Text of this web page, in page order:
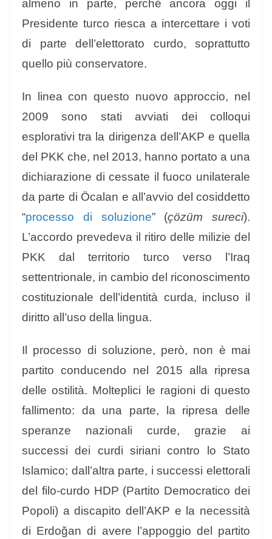
almeno in parte, perché ancora oggi il
Presidente turco riesca a intercettare i voti
di parte dell’elettorato curdo, soprattutto
quello più conservatore.
In linea con questo nuovo approccio, nel
2009 sono stati avviati dei colloqui
esplorativi tra la dirigenza dell’AKP e quella
del PKK che, nel 2013, hanno portato a una
dichiarazione di cessate il fuoco unilaterale
da parte di Öcalan e all’avvio del cosiddetto
“processo di soluzione” (çözüm sureci).
L’accordo prevedeva il ritiro delle milizie del
PKK dal territorio turco verso l’Iraq
settentrionale, in cambio del riconoscimento
costituzionale dell’identità curda, incluso il
diritto all’uso della lingua.
Il processo di soluzione, però, non è mai
partito conducendo nel 2015 alla ripresa
delle ostilità. Molteplici le ragioni di questo
fallimento: da una parte, la ripresa delle
speranze nazionali curde, grazie ai
successi dei curdi siriani contro lo Stato
Islamico; dall’altra parte, i successi elettorali
del filo-curdo HDP (Partito Democratico dei
Popoli) a discapito dell’AKP e la necessità
di Erdoğan di avere l’appoggio del partito